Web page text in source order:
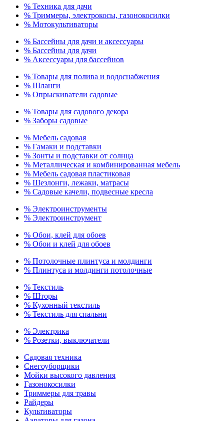
% Техника для дачи
% Триммеры, электрокосы, газонокосилки
% Мотокультиваторы
% Бассейны для дачи и аксессуары
% Бассейны для дачи
% Аксессуары для бассейнов
% Товары для полива и водоснабжения
% Шланги
% Опрыскиватели садовые
% Товары для садового декора
% Заборы садовые
% Мебель садовая
% Гамаки и подставки
% Зонты и подставки от солнца
% Металлическая и комбинированная мебель
% Мебель садовая пластиковая
% Шезлонги, лежаки, матрасы
% Садовые качели, подвесные кресла
% Электроинструменты
% Электроинструмент
% Обои, клей для обоев
% Обои и клей для обоев
% Потолочные плинтуса и молдинги
% Плинтуса и молдинги потолочные
% Текстиль
% Шторы
% Кухонный текстиль
% Текстиль для спальни
% Электрика
% Розетки, выключатели
Садовая техника
Снегоуборщики
Мойки высокого давления
Газонокосилки
Триммеры для травы
Райдеры
Культиваторы